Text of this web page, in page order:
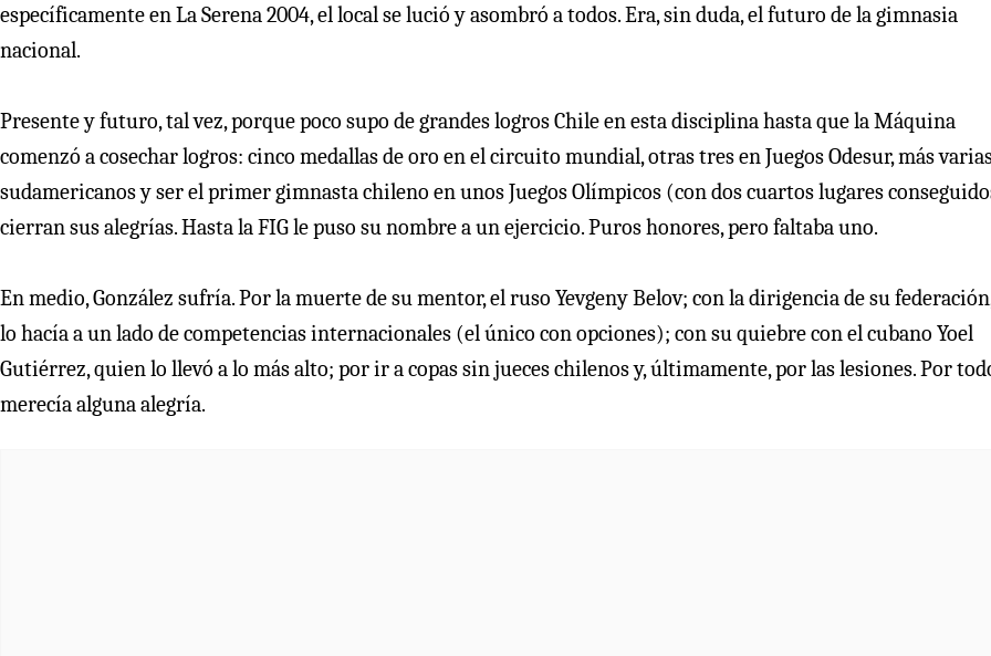
específicamente en La Serena 2004, el local se lució y asombró a todos. Era, sin duda, el futuro de la gimnasia
nacional.
Presente y futuro, tal vez, porque poco supo de grandes logros Chile en esta disciplina hasta que la Máquina
comenzó a cosechar logros: cinco medallas de oro en el circuito mundial, otras tres en Juegos Odesur, más
sudamericanos y ser el primer gimnasta chileno en unos Juegos Olímpicos (con dos cuartos lugares
cierran sus alegrías. Hasta la FIG le puso su nombre a un ejercicio. Puros honores, pero faltaba uno.
En medio, González sufría. Por la muerte de su mentor, el ruso Yevgeny Belov; con la dirigencia de su
lo hacía a un lado de competencias internacionales (el único con opciones); con su quiebre con el cubano Yoel
Gutiérrez, quien lo llevó a lo más alto; por ir a copas sin jueces chilenos y, últimamente, por las lesiones. Por
merecía alguna alegría.